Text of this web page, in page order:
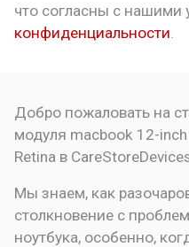
что согласны с нашими
конфиденциальности
Добро пожаловать на
модуля macbook 12-
Retina в
Мы знаем, как
столкновение с
ноутбука, особенно,